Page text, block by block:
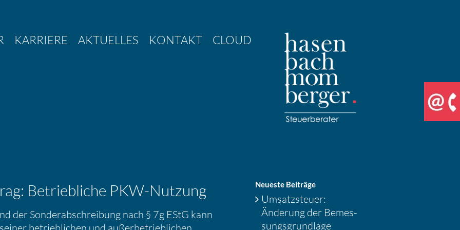
KARRIERE AKTUELLES KONTAKT CLOUD
Betrieb­liche PKW-Nutzung
der Sonder­ab­schrei­bung nach § 7g EStG kann
Neueste Beiträge
Umsatz­steuer:
Änderung der Bemes­
sungs­grund­lage